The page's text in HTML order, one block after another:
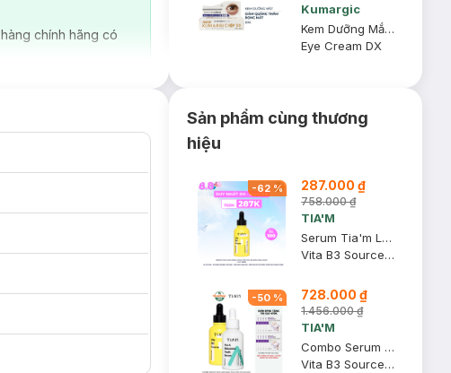
chính hãng có
Kumargic
Kem Dưỡng Mắt Kumargic Giảm Quầng Thâm & Bọng Mắt (Mới) 20g
Eye Cream DX
Sản phẩm cùng thương
hiệu
-62% 287.000 ₫
758.000 ₫
TIA'M
Serum Tia'm Làm Sáng, Phục Hồi Cho Da Dầu Mụn, Nhạy Cảm 40ml
Vita B3 Source (10% Niacinamide + 2% Arbutin)
-50 % 728.000 ₫
1.456.000 ₫
TIA'M
Combo Serum Tia'm Làm Sáng, Phục Hồi Cho Da Dầu Mụn, Nhạy Cảm + Căng Bóng, Trẻ Hoá Da 40mlx2
Vita B3 Source (10% Niacinamide + 2% Arbutin) + Vita A Bakuchiol Youth Serum